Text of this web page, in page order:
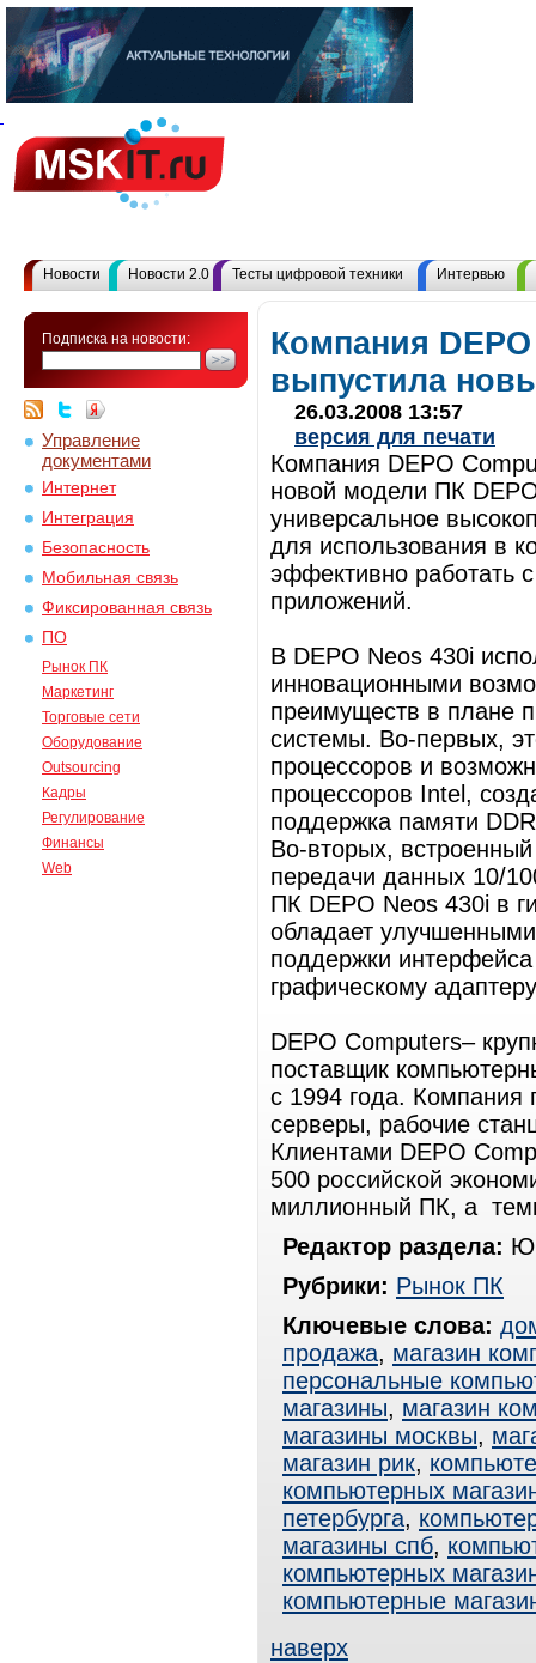
Новости Новости 2.0 Тесты цифровой техники Интервью
Подписка на новости:
Управление
документами
Интернет
Интеграция
Безопасность
Мобильная связь
Фиксированная связь
ПО
Рынок ПК
Маркетинг
Торговые сети
Оборудование
Outsourcing
Кадры
Регулирование
Финансы
Web
Компания
выпустила
26.03.2008 13:57
версия для печати
Компания DEPO
новой модели ПК
универсальное
для использования в
эффективно работать
приложений.
В DEPO Neos 430i
инновационными
преимуществ в плане
системы. Во-первых,
процессоров и
процессоров Intel,
поддержка памяти
Во-вторых,
передачи данных 10/
ПК DEPO Neos 430i в
обладает
поддержки
графическому
DEPO Computers–
поставщик
с 1994 года. Компания
серверы, рабочие
Клиентами DEPO
500 российской
миллионный ПК, а
Редактор раздела:
Рубрики: Рынок ПК
Ключевые слова:
продажа, магазин
персональные
магазины, магазин
магазины москвы,
магазин рик,
компьютерных
петербурга,
магазины спб,
компьютерных
компьютерные
наверх